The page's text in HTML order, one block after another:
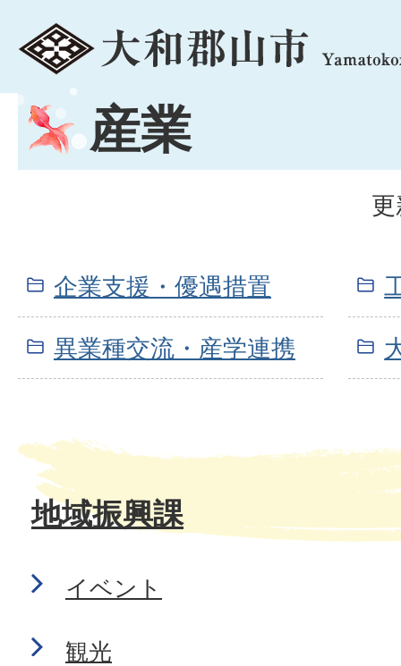
menu
産業
企業支援・優遇措置
異業種交流・産学連携
地域振興課
イベント
観光